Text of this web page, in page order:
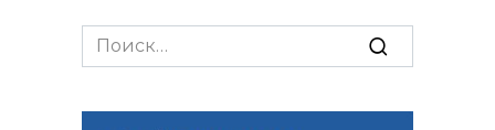
Search
for: